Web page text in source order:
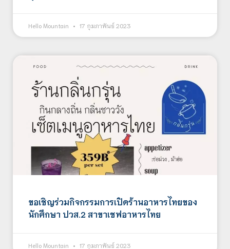
Hello Mountain 17 กุมภาพันธ์ 2023
ขอเชิญร่วมกิจกรรมการเปิดร้านอาหารไทยของ
นักศึกษา ปวส.2 สาขาเชฟอาหารไทย
Hello Mountain 17 กุมภาพันธ์ 2023